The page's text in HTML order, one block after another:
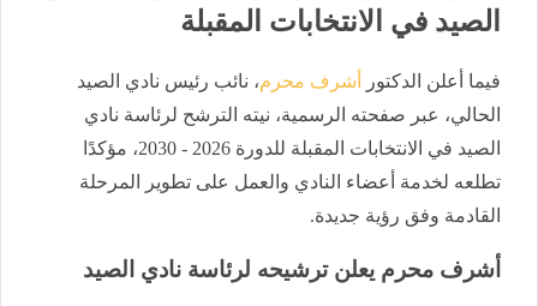
الصيد في الانتخابات المقبلة
فيما أعلن الدكتور أشرف محرم، نائب رئيس نادي الصيد
الحالي، عبر صفحته الرسمية، نيته الترشح لرئاسة نادي
الصيد في الانتخابات المقبلة للدورة 2026 - 2030، مؤكدًا
تطلعه لخدمة أعضاء النادي والعمل على تطوير المرحلة
القادمة وفق رؤية جديدة.
أشرف محرم يعلن ترشيحه لرئاسة نادي الصيد